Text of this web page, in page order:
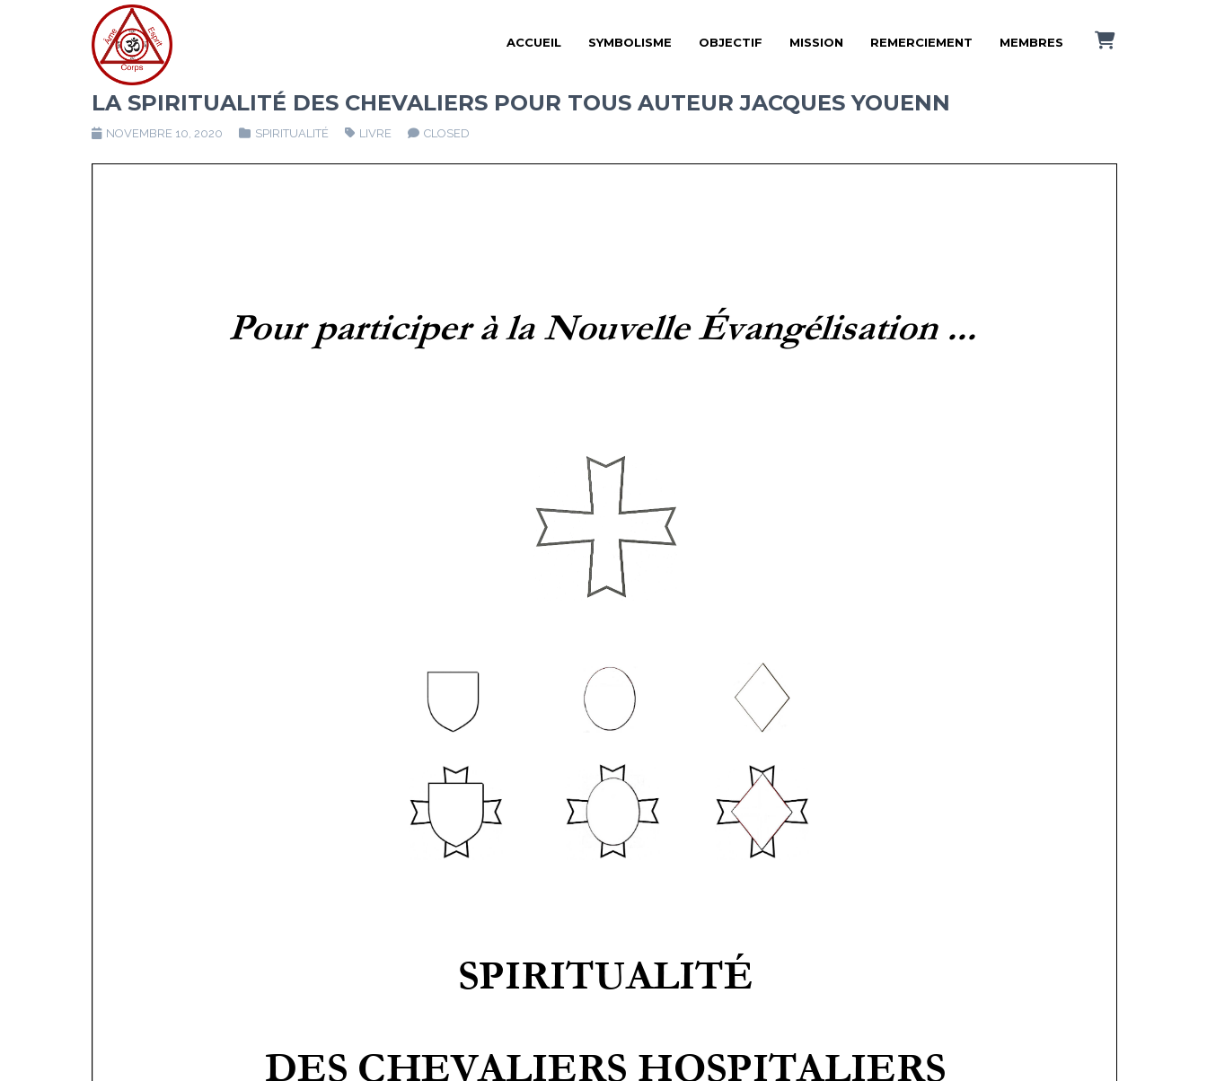
ACCUEIL SYMBOLISME OBJECTIF MISSION REMERCIEMENT MEMBRES
LA SPIRITUALITÉ DES CHEVALIERS POUR TOUS AUTEUR JACQUES YOUENN
NOVEMBRE 10, 2020 SPIRITUALITÉ LIVRE CLOSED